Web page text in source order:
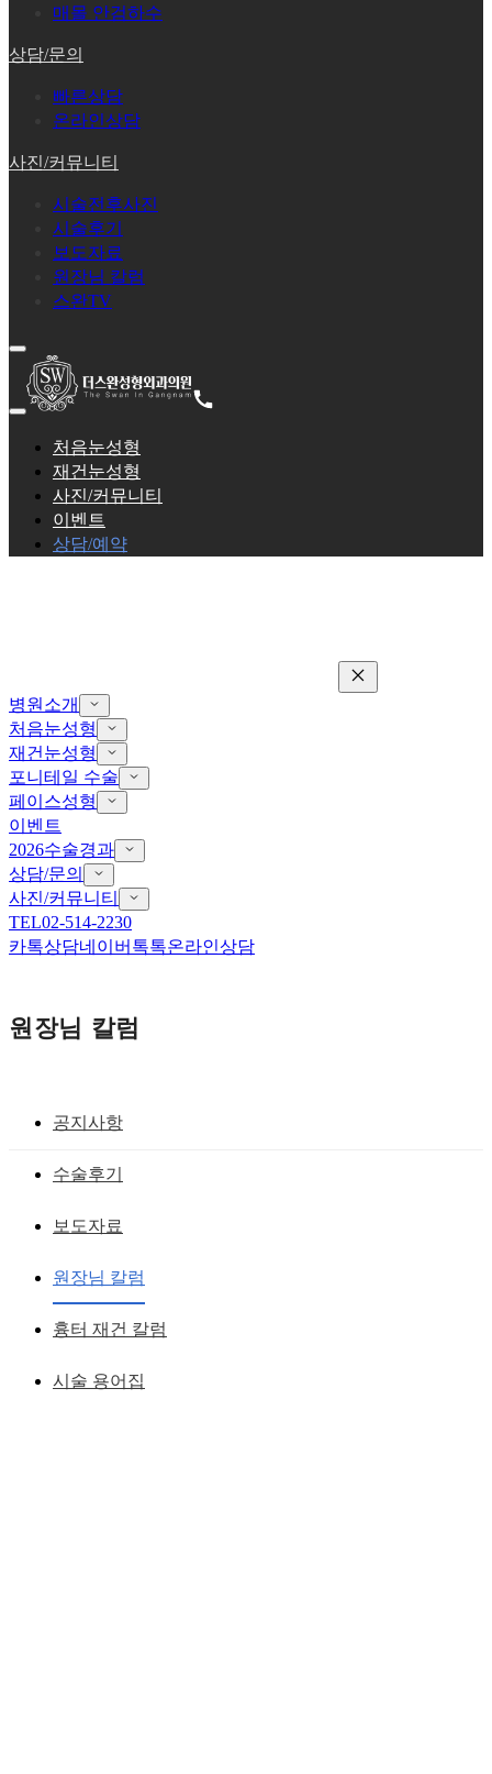
매몰 안검하수
상담/문의
빠른상담
온라인상담
사진/커뮤니티
시술전후사진
시술후기
보도자료
원장님 칼럼
스완TV
처음눈성형
재건눈성형
사진/커뮤니티
이벤트
상담/예약
병원소개
처음눈성형
재건눈성형
포니테일 수술
페이스성형
이벤트
2026수술경과
상담/문의
사진/커뮤니티
TEL02-514-2230
카톡상담네이버톡톡온라인상담
원장님 칼럼
공지사항
수술후기
보도자료
원장님 칼럼
흉터 재건 칼럼
시술 용어집
남자안검하수 조금의 변화로도 큰 차이를
황성호 원장작성일